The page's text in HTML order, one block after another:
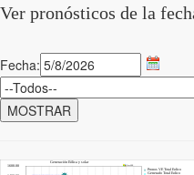
Ver pronósticos de la
Fecha: